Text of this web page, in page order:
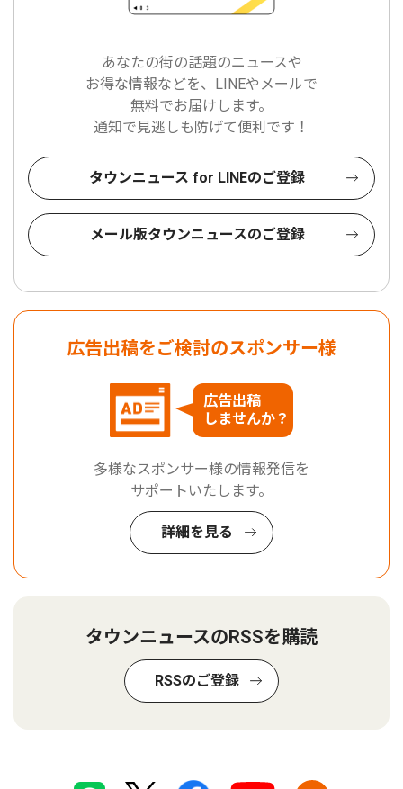
あなたの街の話題のニュースや
お得な情報などを、LINEやメールで
無料でお届けします。
通知で見逃しも防げて便利です！
タウンニュース for LINEのご登録
メール版タウンニュースのご登録
広告出稿をご検討のスポンサー様
広告出稿
しませんか？
多様なスポンサー様の情報発信を
サポートいたします。
詳細を見る
タウンニュースのRSSを購読
RSSのご登録